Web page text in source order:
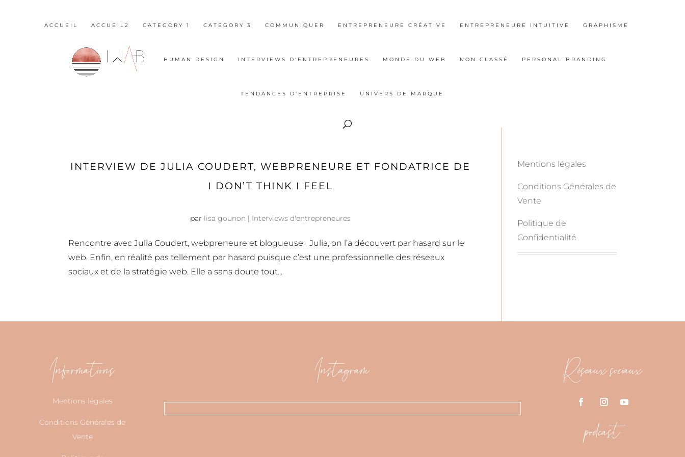
ACCUEIL ACCUEIL2 CATEGORY 1 CATEGORY 3 COMMUNIQUER ENTREPRENEURE CRÉATIVE ENTREPRENEURE INTUITIVE GRAPHISME
HUMAN DESIGN INTERVIEWS D'ENTREPRENEURES MONDE DU WEB NON CLASSÉ PERSONAL BRANDING
TENDANCES D'ENTREPRISE UNIVERS DE MARQUE
INTERVIEW DE JULIA COUDERT, WEBPRENEURE ET FONDATRICE DE
I DON’T THINK I FEEL
par lisa gounon | Interviews d'entrepreneures
Rencontre avec Julia Coudert, webpreneure et blogueuse Julia, on l’a découvert par hasard sur le
web. Enfin, en réalité pas tellement par hasard puisque c’est une professionnelle des réseaux
sociaux et de la stratégie web. Elle a sans doute tout...
Mentions légales
Conditions Générales de
Vente
Politique de
Confidentialité
Informations
Mentions légales
Conditions Générales de
Vente
Instagram
Réseaux sociaux
podcast